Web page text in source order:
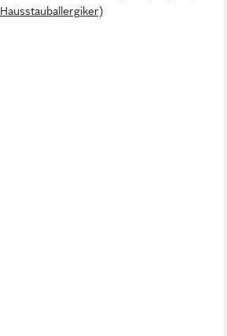
Hausstauballergiker)